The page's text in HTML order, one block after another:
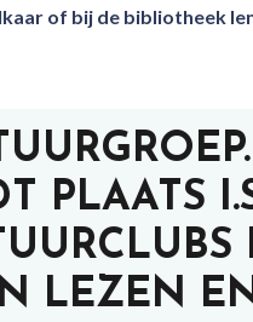
of bij de bibliotheek
PLAATS
LEZEN